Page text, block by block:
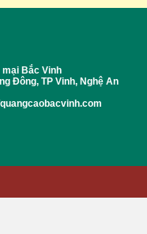
Bắc Vinh
Đông, TP Vinh, Nghệ An